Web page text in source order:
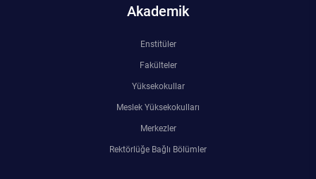
Akademik
Enstitüler
Fakülteler
Yüksekokullar
Meslek Yüksekokulları
Merkezler
Rektörlüğe Bağlı Bölümler